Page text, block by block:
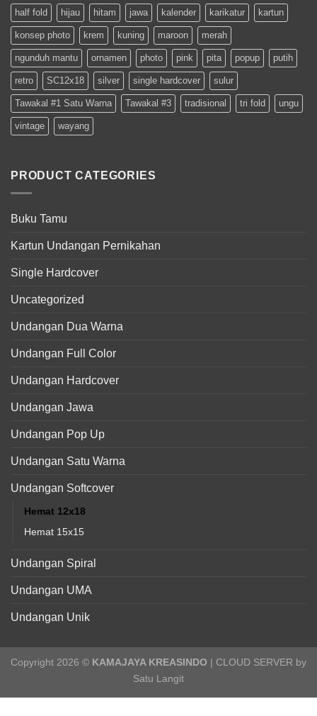
half fold hijau hitam jawa kalender karikatur kartun
konsep photo krem kuning maroon merah
ngunduh mantu ornamen photo pink pita popup putih
retro SC12x18 silver single hardcover sulur
Tawakal #1 Satu Warna Tawakal #3 tradisional tri fold ungu
vintage wayang
PRODUCT CATEGORIES
Buku Tamu
Kartun Undangan Pernikahan
Single Hardcover
Uncategorized
Undangan Dua Warna
Undangan Full Color
Undangan Hardcover
Undangan Jawa
Undangan Pop Up
Undangan Satu Warna
Undangan Softcover
Hemat 12x18
Hemat 15x15
Undangan Spiral
Undangan UMA
Undangan Unik
Copyright 2026 © KAMAJAYA KREASINDO | CLOUD SERVER by
Satu Langit